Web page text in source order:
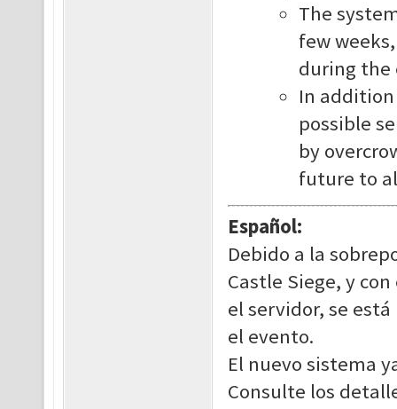
The
few
during the
In
possible
by
future to
Español:
Debido a la
Castle Siege, y
el servidor, se
el evento.
El nuevo sistema
Consulte los